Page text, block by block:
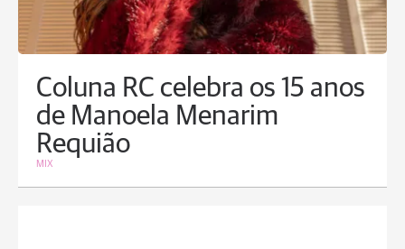
Coluna RC celebra os 15 anos
de Manoela Menarim
Requião
MIX